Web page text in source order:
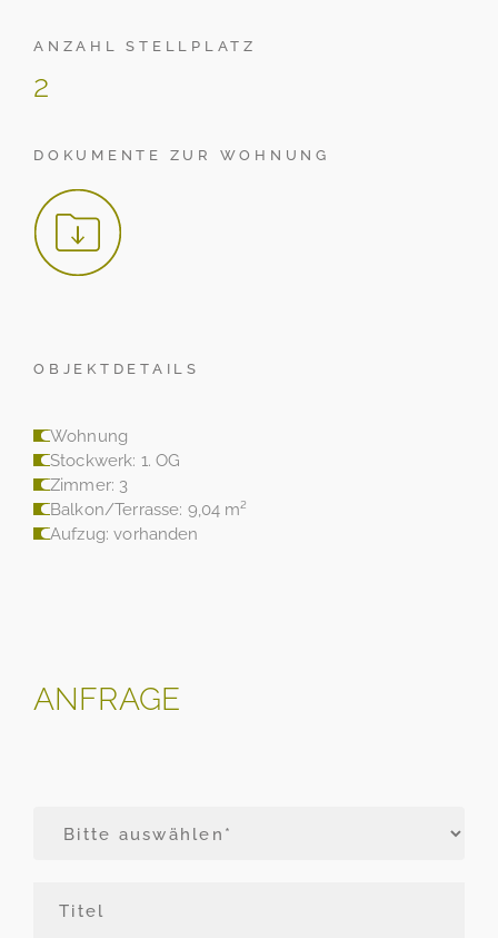
ANZAHL STELLPLATZ
2
DOKUMENTE ZUR WOHNUNG
OBJEKTDETAILS
Wohnung
Stockwerk: 1. OG
Zimmer: 3
Balkon/Terrasse: 9,04 m²
Aufzug: vorhanden
ANFRAGE